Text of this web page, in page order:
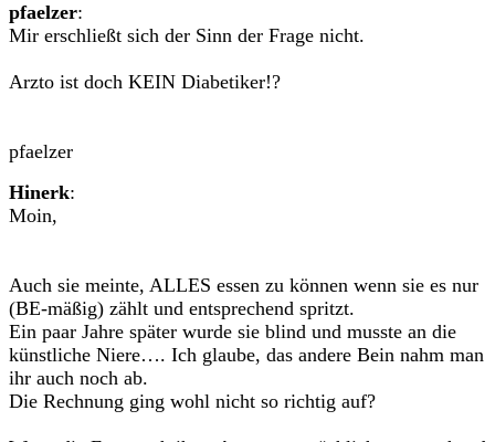
pfaelzer:
Mir erschließt sich der Sinn der Frage nicht.
Arzto ist doch KEIN Diabetiker!?
pfaelzer
Hinerk:
Moin,
Auch sie meinte, ALLES essen zu können wenn sie es nur
(BE-mäßig) zählt und entsprechend spritzt.
Ein paar Jahre später wurde sie blind und musste an die
künstliche Niere…. Ich glaube, das andere Bein nahm man
ihr auch noch ab.
Die Rechnung ging wohl nicht so richtig auf?